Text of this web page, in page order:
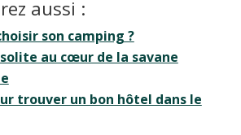
aussi :
son camping ?
au cœur de la savane
trouver un bon hôtel dans le